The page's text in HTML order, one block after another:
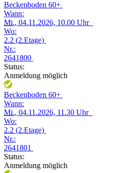
Beckenboden 60+
Wann:
Mi., 04.11.2026, 10.00 Uhr
Wo:
2.2 (2.Etage)
Nr.:
2641800
Status:
Anmeldung möglich
Beckenboden 60+
Wann:
Mi., 04.11.2026, 11.30 Uhr
Wo:
2.2 (2.Etage)
Nr.:
2641801
Status:
Anmeldung möglich